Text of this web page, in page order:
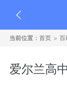
当前位置：首页 百
爱尔兰高